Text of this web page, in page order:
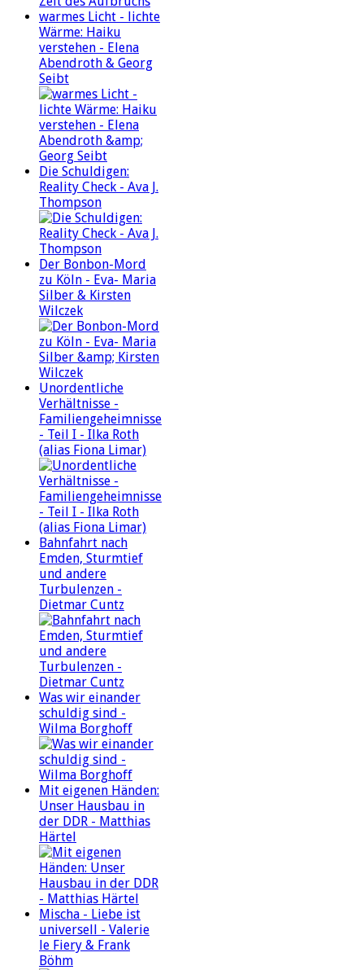
warmes Licht - lichte
Wärme: Haiku
verstehen - Elena
Abendroth & Georg
Seibt
Die Schuldigen:
Reality Check - Ava J.
Thompson
Der Bonbon-Mord
zu Köln - Eva- Maria
Silber & Kirsten
Wilczek
Unordentliche
Verhältnisse -
Familiengeheimnisse
- Teil I - Ilka Roth
(alias Fiona Limar)
Bahnfahrt nach
Emden, Sturmtief
und andere
Turbulenzen -
Dietmar Cuntz
Was wir einander
schuldig sind -
Wilma Borghoff
Mit eigenen Händen:
Unser Hausbau in
der DDR - Matthias
Härtel
Mischa - Liebe ist
universell - Valerie
le Fiery & Frank
Böhm